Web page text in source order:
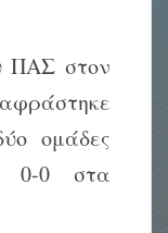
ΠΑΣ στον
ομάδες
0-0 στα